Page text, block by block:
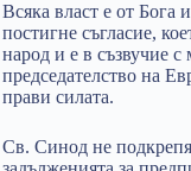
Всяка власт е от Бога
постигне съгласие,
народ и е в съзвучие с
председателство на
прави силата.
Св. Синод не